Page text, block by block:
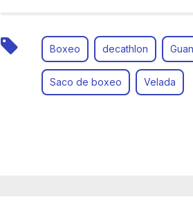
Boxeo decathlon
Saco de boxeo Velada